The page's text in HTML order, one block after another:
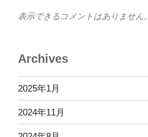
表示できるコメントはありません。
Archives
2025年1月
2024年11月